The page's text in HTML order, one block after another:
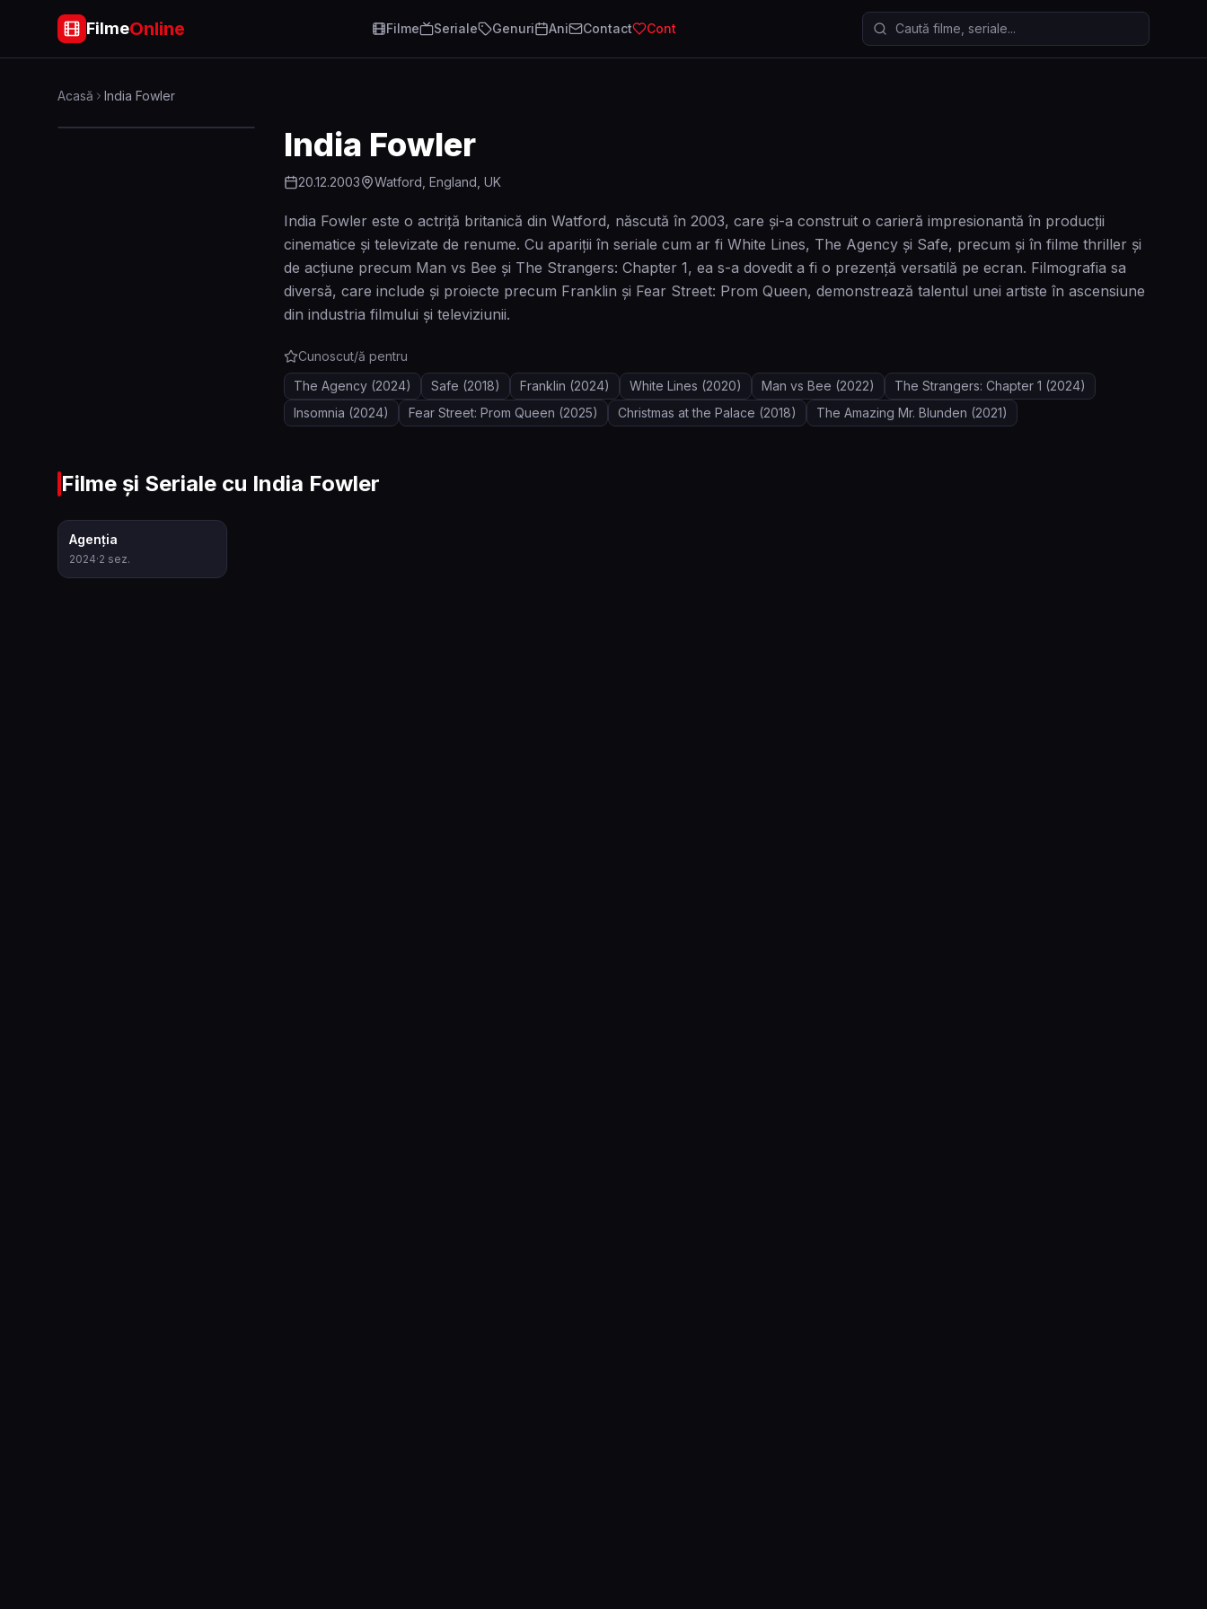
FilmeOnline Filme Seriale Genuri Ani Contact Cont Caută filme și seriale
Acasă India Fowler
India Fowler
20.12.2003 Watford, England, UK
India Fowler este o actriță britanică din Watford, născută în 2003, care și-a construit o carieră impresionantă în producții
cinematice și televizate de renume. Cu apariții în seriale cum ar fi White Lines, The Agency și Safe, precum și în filme thriller și
de acțiune precum Man vs Bee și The Strangers: Chapter 1, ea s-a dovedit a fi o prezență versatilă pe ecran. Filmografia sa
diversă, care include și proiecte precum Franklin și Fear Street: Prom Queen, demonstrează talentul unei artiste în ascensiune
din industria filmului și televiziunii.
Cunoscut/ă pentru
The Agency (2024) Safe (2018) Franklin (2024) White Lines (2020) Man vs Bee (2022) The Strangers: Chapter 1 (2024)
Insomnia (2024) Fear Street: Prom Queen (2025) Christmas at the Palace (2018) The Amazing Mr. Blunden (2021)
Filme și Seriale cu India Fowler
Agenția
2024·2 sez.